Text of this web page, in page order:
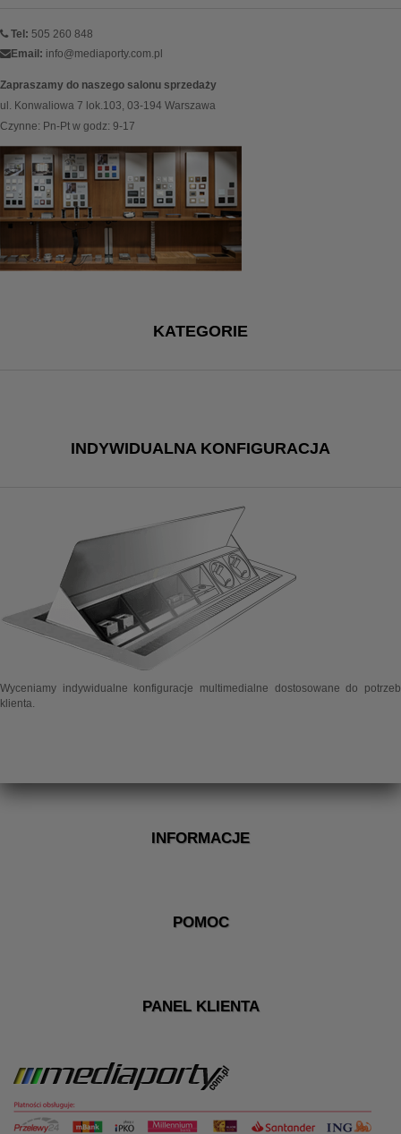
Tel: 505 260 848
Email: info@mediaporty.com.pl
Zapraszamy do naszego salonu sprzedaży
ul. Konwaliowa 7 lok.103, 03-194 Warszawa
Czynne: Pn-Pt w godz: 9-17
KATEGORIE
INDYWIDUALNA KONFIGURACJA
Wyceniamy indywidualne konfiguracje multimedialne dostosowane do potrzeb
klienta.
INFORMACJE
POMOC
PANEL KLIENTA